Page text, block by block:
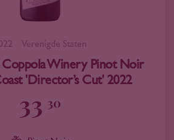
Verenigde Staten
Coppola Winery Pinot Noir
'Director’s Cut' 2022
33 30